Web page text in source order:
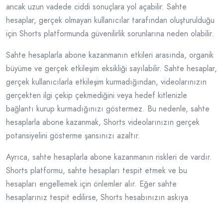
ancak uzun vadede ciddi sonuçlara yol açabilir. Sahte
hesaplar, gerçek olmayan kullanıcılar tarafından oluşturulduğu
için Shorts platformunda güvenilirlik sorunlarına neden olabilir.
Sahte hesaplarla abone kazanmanın etkileri arasında, organik
büyüme ve gerçek etkileşim eksikliği sayılabilir. Sahte hesaplar,
gerçek kullanıcılarla etkileşim kurmadığından, videolarınızın
gerçekten ilgi çekip çekmediğini veya hedef kitlenizle
bağlantı kurup kurmadığınızı göstermez. Bu nedenle, sahte
hesaplarla abone kazanmak, Shorts videolarınızın gerçek
potansiyelini gösterme şansınızı azaltır.
Ayrıca, sahte hesaplarla abone kazanmanın riskleri de vardır.
Shorts platformu, sahte hesapları tespit etmek ve bu
hesapları engellemek için önlemler alır. Eğer sahte
hesaplarınız tespit edilirse, Shorts hesabınızın askıya